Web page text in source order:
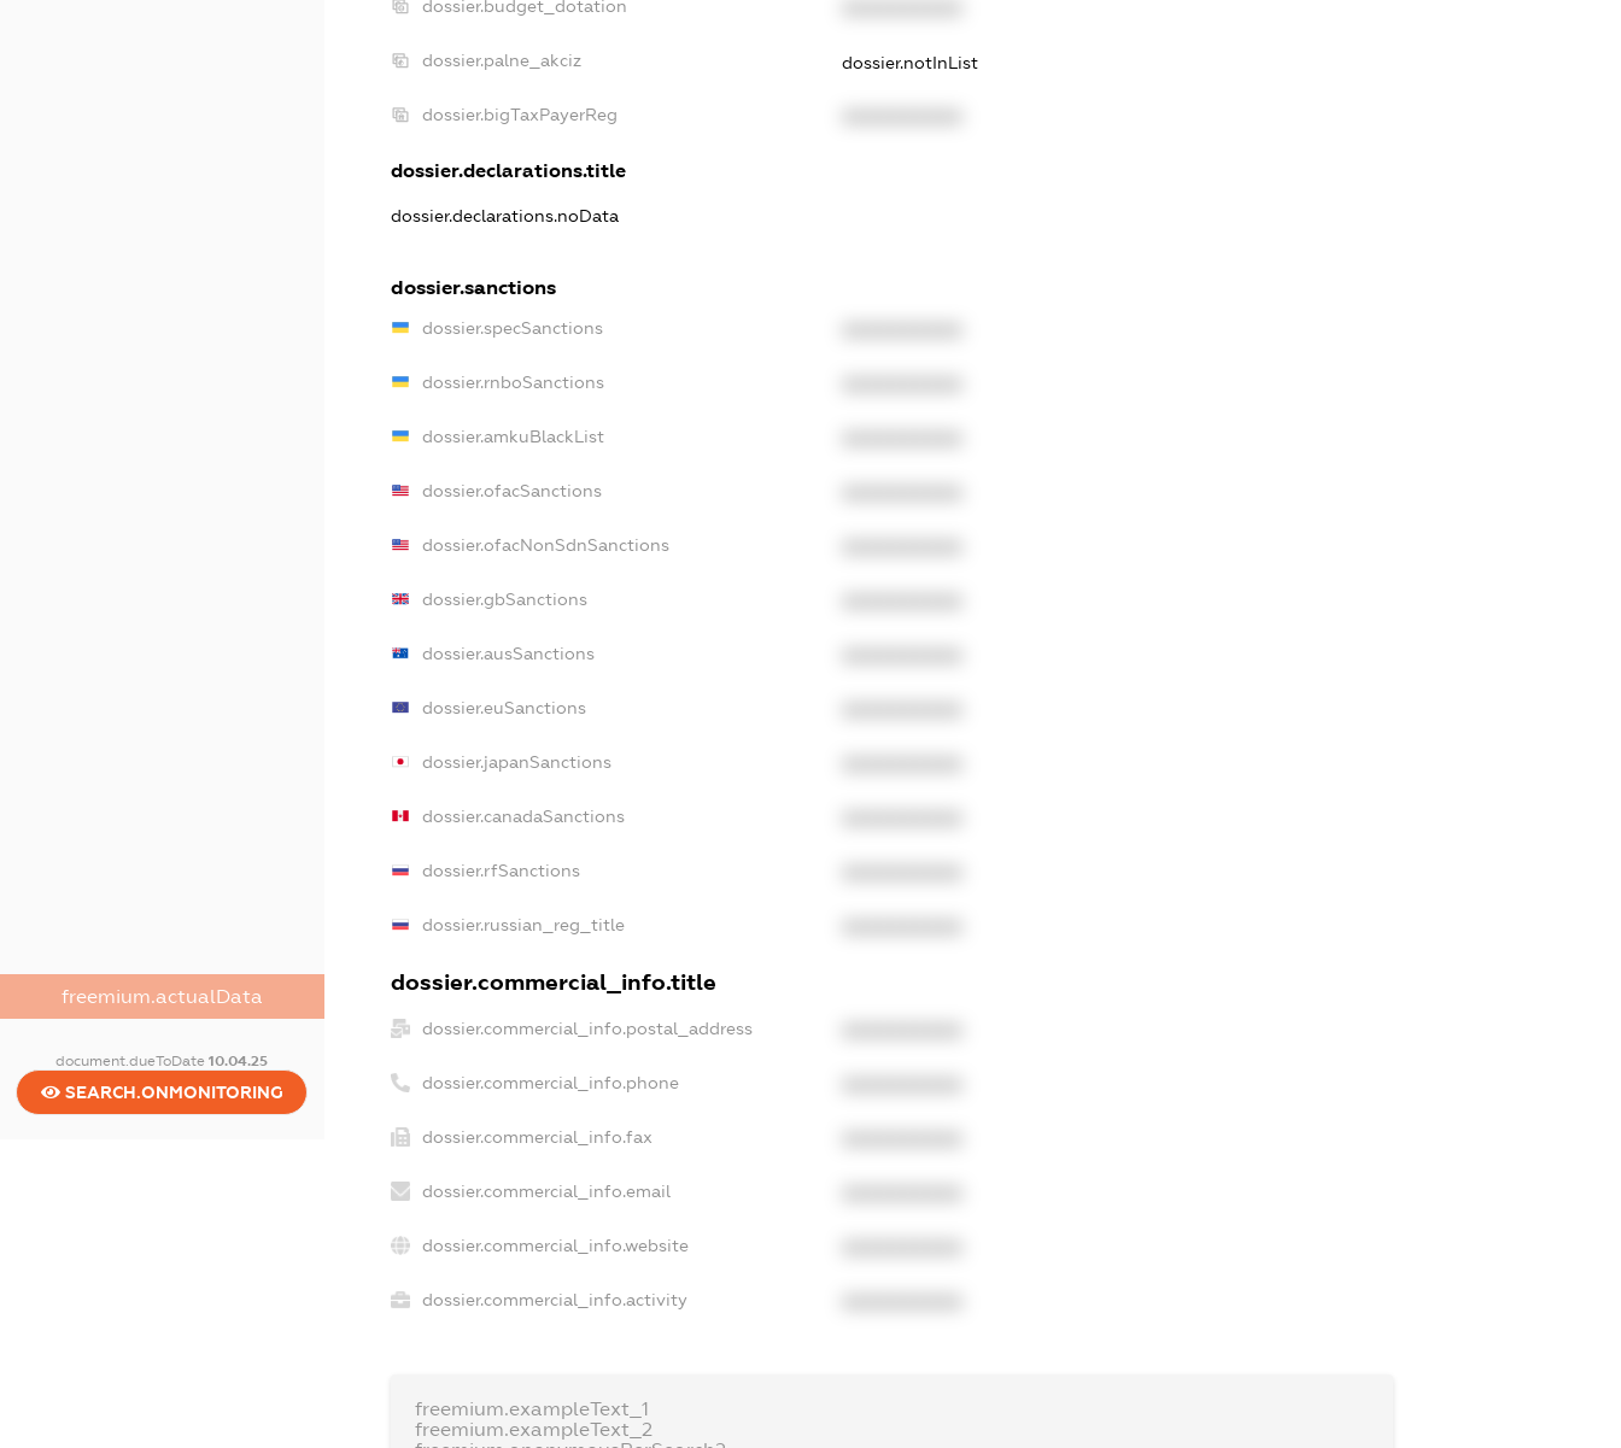
freemium.actualData
document.dueToDate10.04.25
SEARCH.ONMONITORING
dossier.budget_dotation
dossier.palne_akciz dossier.notInList
dossier.bigTaxPayerReg
dossier.declarations.title
dossier.declarations.noData
dossier.sanctions
dossier.specSanctions
dossier.rnboSanctions
dossier.amkuBlackList
dossier.ofacSanctions
dossier.ofacNonSdnSanctions
dossier.gbSanctions
dossier.ausSanctions
dossier.euSanctions
dossier.japanSanctions
dossier.canadaSanctions
dossier.rfSanctions
dossier.russian_reg_title
dossier.commercial_info.title
dossier.commercial_info.postal_address
dossier.commercial_info.phone
dossier.commercial_info.fax
dossier.commercial_info.email
dossier.commercial_info.website
dossier.commercial_info.activity
freemium.exampleText_1
freemium.exampleText_2